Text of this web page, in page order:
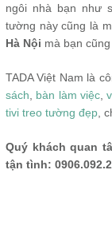
ngôi nhà bạn như
tường này cũng là
Hà Nội mà bạn
TADA Việt Nam là
sách
bàn làm việc,
tivi treo tường đẹp ,
Quý khách quan
tận tình: